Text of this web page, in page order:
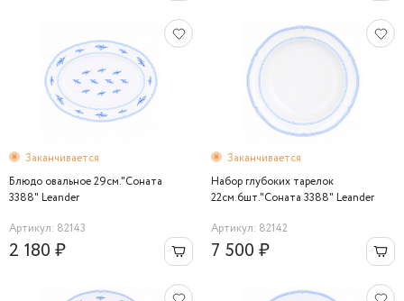
Заканчивается
Блюдо овальное 29см."Соната
3388" Leander
Артикул: 82143
2 180 ₽
Заканчивается
Набор глубоких тарелок
22см.6шт."Соната 3388" Leander
Артикул: 82142
7 500 ₽